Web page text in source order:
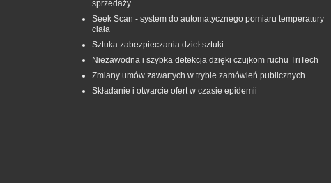
sprzedaży
Seek Scan - system do automatycznego pomiaru temperatury
ciała
Sztuka zabezpieczania dzieł sztuki
Niezawodna i szybka detekcja dzięki czujkom ruchu TriTech
Zmiany umów zawartych w trybie zamówień publicznych
Składanie i otwarcie ofert w czasie epidemii